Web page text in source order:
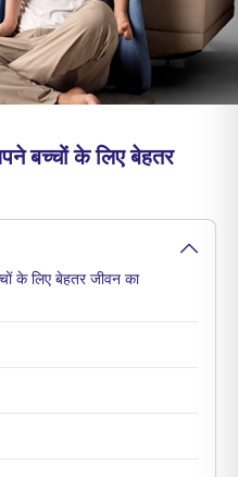
प्रीमियम भुगतान करें
बच्चों के लिए बेहतर
के लिए बेहतर जीवन का